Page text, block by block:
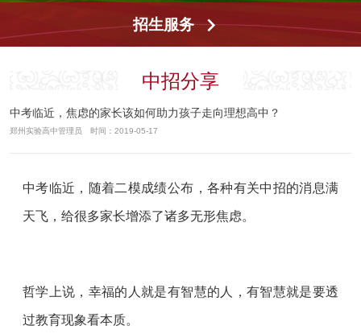
招生服务
中招分享
中考临近，焦虑的家长该如何助力孩子走向理想高中？
郑州实验高中管理员 时间：2019-05-17
中考临近，随着二模成绩公布，各种有关中招的消息满
天飞，给很多家长增添了诸多无形焦虑。
哲学上说，幸福的人就是有智慧的人，有智慧就是要透
过教育现象看本质。